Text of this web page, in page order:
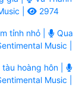
|
2974
tỉnh nhỏ |
Music |
hoàng hôn |
Music |